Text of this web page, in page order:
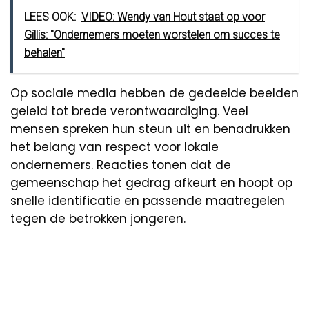
LEES OOK: VIDEO: Wendy van Hout staat op voor
Gillis: "Ondernemers moeten worstelen om succes te
behalen''
Op sociale media hebben de gedeelde beelden
geleid tot brede verontwaardiging. Veel
mensen spreken hun steun uit en benadrukken
het belang van respect voor lokale
ondernemers. Reacties tonen dat de
gemeenschap het gedrag afkeurt en hoopt op
snelle identificatie en passende maatregelen
tegen de betrokken jongeren.